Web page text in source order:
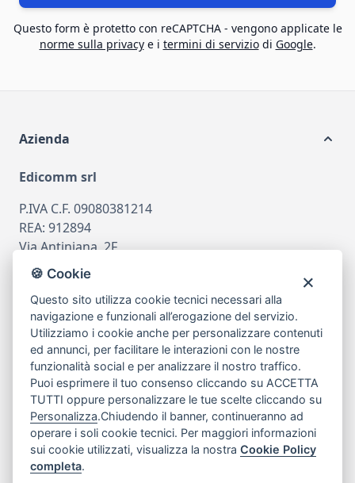
Questo form è protetto con reCAPTCHA - vengono applicate le
norme sulla privacye i termini di serviziodi Google.
Azienda
Edicomm srl
P.IVA C.F. 09080381214
REA: 912894
Via Antiniana, 2F
80078 Pozzuoli
tel081.7515380
emailinfo@edicomm.it
Assistenza Clienti
Chi siamo
My Account
🍪 Cookie
Questo sito utilizza cookie tecnici necessari alla
navigazione e funzionali all’erogazione del servizio.
Utilizziamo i cookie anche per personalizzare contenuti
ed annunci, per facilitare le interazioni con le nostre
funzionalità social e per analizzare il nostro traffico.
Puoi esprimere il tuo consenso cliccando su ACCETTA
TUTTI oppure personalizzare le tue scelte cliccando su
Personalizza.Chiudendo il banner, continueranno ad
operare i soli cookie tecnici. Per maggiori informazioni
sui cookie utilizzati, visualizza la nostraCookie Policy
completa.